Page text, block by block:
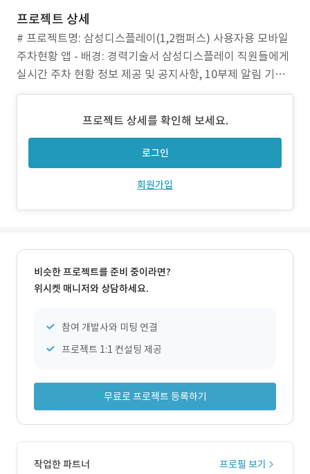
프로젝트 상세
# 프로젝트명: 삼성디스플레이(1,2캠퍼스) 사용자용 모바일
주차현황 앱 - 배경: 경력기술서 삼성디스플레이 직원들에게
실시간 주차 현황 정보 제공 및 공지사항, 10부제 알림 기능
이 포함된 모바일 앱이 필요. 기존에는 사용자 친화적인 인터
도가 낮음. - 기여: Node.js와 GraphQL Server를 기반으로
안정적이고 효율적인 백엔드 설
프로젝트 상세를 확인해 보세요.
로그인
회원가입
비슷한 프로젝트를 준비 중이라면?
위시켓 매니저와 상담하세요.
참여 개발사와 미팅 연결
프로젝트 1:1 컨설팅 제공
무료로 프로젝트 등록하기
작업한 파트너
프로필 보기